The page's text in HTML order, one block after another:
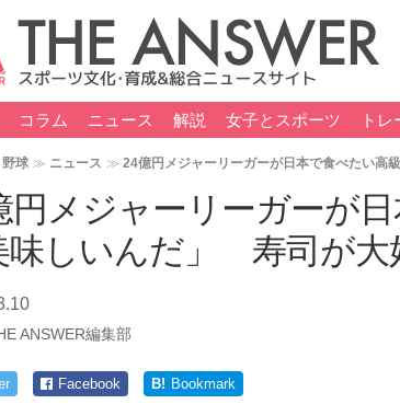
コラム ニュース 解説 女子とスポーツ ト
野球 ニュース 24億円メジャーリーガーが日本で食べたい高
円メジャーリーガーが
味しいんだ」 寿司が大
ANSWER編集部
Facebook B! Bookmark